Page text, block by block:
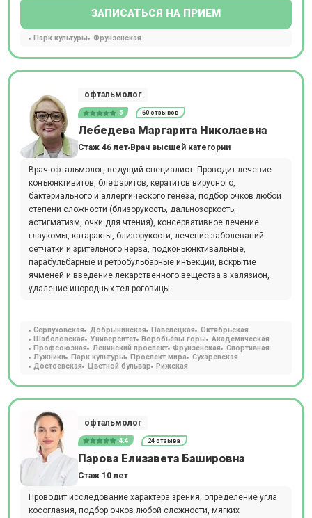
ЗАПИСАТЬСЯ НА ПРИЕМ
Парк культуры Фрунзенская
офтальмолог
5 60 отзывов
Лебедева Маргарита Николаевна
Стаж 46 лет Врач высшей категории
Врач-офтальмолог, ведущий специалист. Проводит лечение
конъюнктивитов, блефаритов, кератитов вирусного,
бактериального и аллергического генеза, подбор очков любой
степени сложности (близорукость, дальнозоркость,
астигматизм, очки для чтения), консервативное лечение
глаукомы, катаракты, близорукости, лечение заболеваний
сетчатки и зрительного нерва, подконьюнктивальные,
парабульбарные и ретробульбарные инъекции, вскрытие
ячменей и введение лекарственного вещества в халязион,
удаление инородных тел роговицы.
Серпуховская Добрынинская Павелецкая
Октябрьская
Шаболовская
Университет Воробьёвы горы
Академическая
Профсоюзная
Ленинский проспект Фрунзенская
Спортивная
Лужники
Парк культуры Проспект мира
Сухаревская
Достоевская
Цветной бульвар Рижская
офтальмолог
4.4 24 отзыва
Парова Елизавета Башировна
Стаж 10 лет
Проводит исследование характера зрения, определение угла
косоглазия, подбор очков любой сложности, мягких